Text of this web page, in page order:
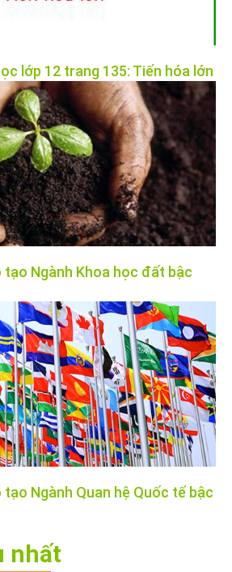
lớp 12 trang 135: Tiến hóa lớn
Ngành Khoa học đất bậc
Ngành Quan hệ Quốc tế bậc
nhất